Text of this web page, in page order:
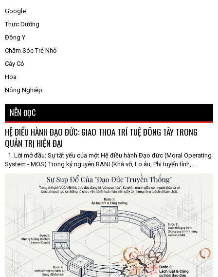
Google
Thực Dưỡng
Đông Y
Chăm Sóc Trẻ Nhỏ
Cây Cỏ
Hoa
Nông Nghiệp
NÊN ĐỌC
HỆ ĐIỀU HÀNH ĐẠO ĐỨC: GIAO THOA TRÍ TUỆ ĐÔNG TÂY TRONG
QUẢN TRỊ HIỆN ĐẠI
1. Lời mở đầu: Sự tất yếu của một Hệ điều hành Đạo đức (Moral Operating
System - MOS) Trong kỷ nguyên BANI (Khả vỡ, Lo âu, Phi tuyến tính,...